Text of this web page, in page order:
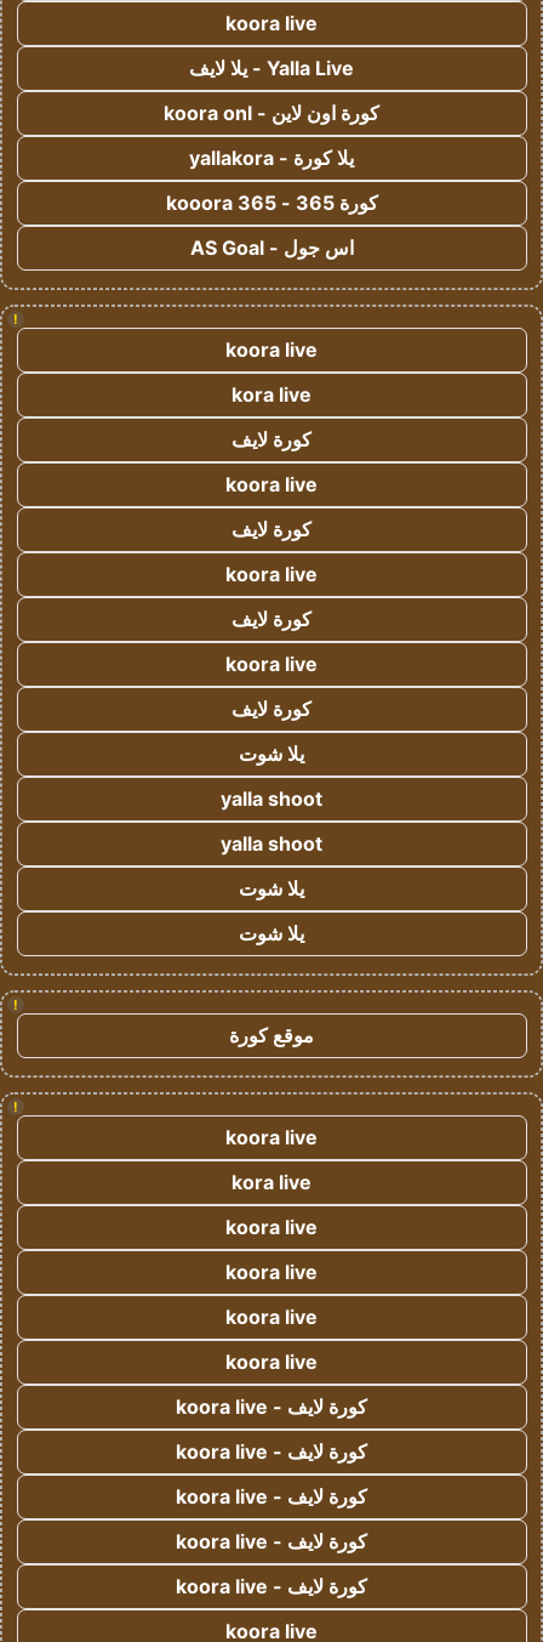
koora live
Yalla Live - يلا لايف
كورة اون لاين - koora onl
يلا كورة - yallakora
كورة 365 - kooora 365
اس جول - AS Goal
!
koora live
kora live
كورة لايف
koora live
كورة لايف
koora live
كورة لايف
koora live
كورة لايف
يلا شوت
yalla shoot
yalla shoot
يلا شوت
يلا شوت
!
موقع كورة
!
koora live
kora live
koora live
koora live
koora live
koora live
كورة لايف - koora live
كورة لايف - koora live
كورة لايف - koora live
كورة لايف - koora live
كورة لايف - koora live
koora live